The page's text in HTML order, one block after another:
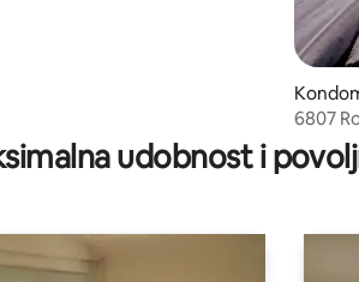
6807
udobnost i